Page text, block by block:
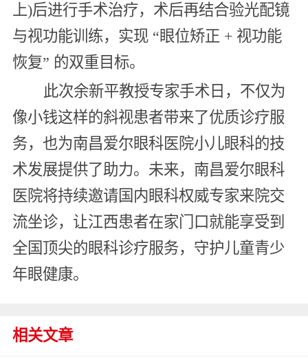
上)后进行手术治疗，术后再结合验光配镜
与视功能训练，实现 “眼位矫正 + 视功能
恢复” 的双重目标。
此次余新平教授专家手术日，不仅为
像小钱这样的斜视患者带来了优质诊疗服
务，也为南昌爱尔眼科医院小儿眼科的技
术发展提供了助力。未来，南昌爱尔眼科
医院将持续邀请国内眼科权威专家来院交
流坐诊，让江西患者在家门口就能享受到
全国顶尖的眼科诊疗服务，守护儿童青少
年眼健康。
相关文章